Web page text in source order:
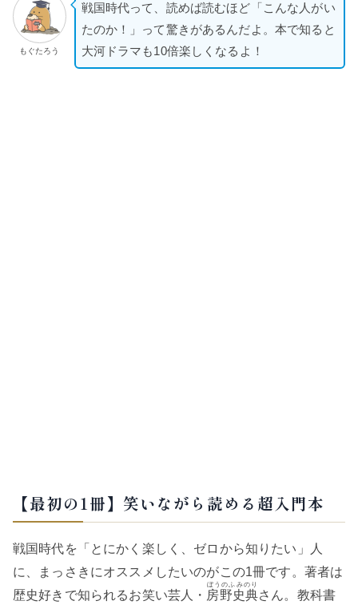
もぐたろう
戦国時代って、読めば読むほど「こんな人がい
たのか！」って驚きがあるんだよ。本で知ると
大河ドラマも10倍楽しくなるよ！
【最初の1冊】笑いながら読める超入門本
戦国時代を「とにかく楽しく、ゼロから知りたい」人
に、まっさきにオススメしたいのがこの1冊です。著者は
歴史好きで知られるお笑い芸人・ 房野史典
ぼうのふみのり
さん。教科書